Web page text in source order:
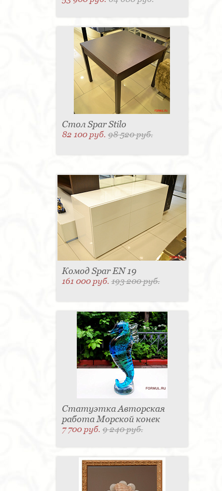
Стол Spar Stilo
82 100 руб.98 520 руб.
Комод Spar EN 19
161 000 руб.193 200 руб.
Статуэтка Авторская
работа Морской конек
7 700 руб.9 240 руб.